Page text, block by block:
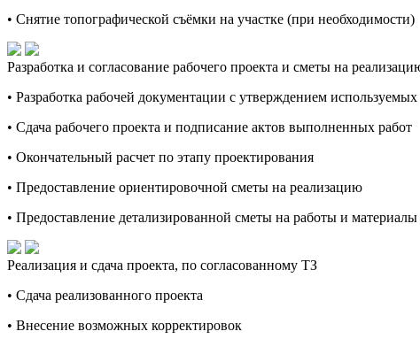
• Снятие топографической съёмки на участке (при необходимости)
Разработка и согласование рабочего проекта и сметы на
• Разработка рабочей документации с утверждением
• Сдача рабочего проекта и подписание актов выполненных работ
• Окончательный расчет по этапу проектирования
• Предоставление ориентировочной сметы на реализацию
• Предоставление детализированной сметы на работы и материалы
Реализация и сдача проекта, по согласованному ТЗ
• Сдача реализованного проекта
• Внесение возможных корректировок